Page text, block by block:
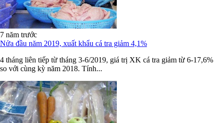
7 năm trước
Nửa đầu năm 2019, xuất khẩu cá tra giảm 4,1%
4 tháng liên tiếp từ tháng 3-6/2019, giá trị XK cá tra giảm từ 6-17,6%
so với cùng kỳ năm 2018. Tính...